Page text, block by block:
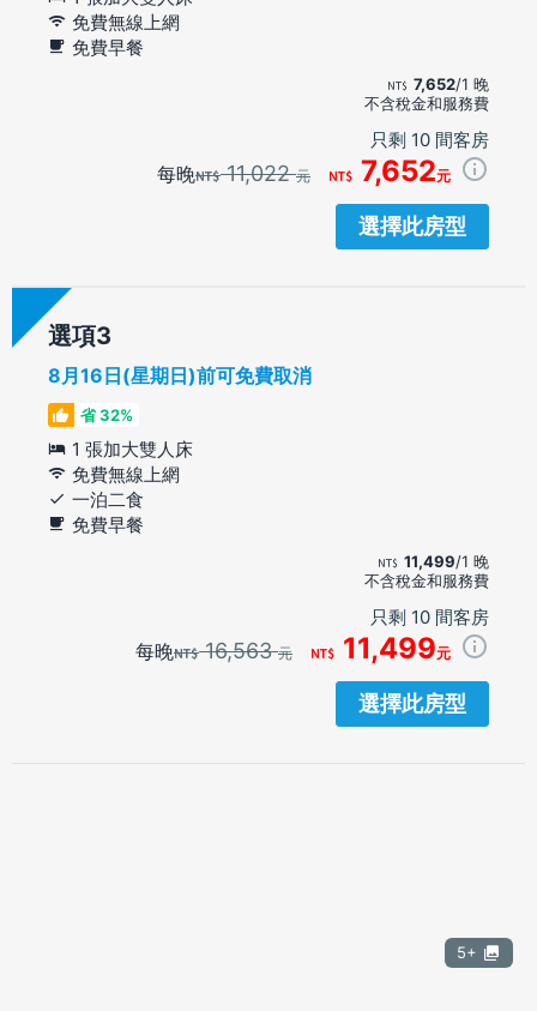
免費無線上網
免費早餐
7,652/1 晚
不含稅金和服務費
只剩 10 間客房
每晚 11,022元 7,652元
選擇此房型
選項
8月16日(星期日)前可免費取消
省 32%
1 張加大雙人床
免費無線上網
一泊二食
免費早餐
11,499/1 晚
不含稅金和服務費
只剩 10 間客房
每晚 16,563元 11,499元
選擇此房型
5+